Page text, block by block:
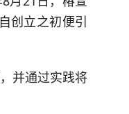
创立之初便引
并通过实践将